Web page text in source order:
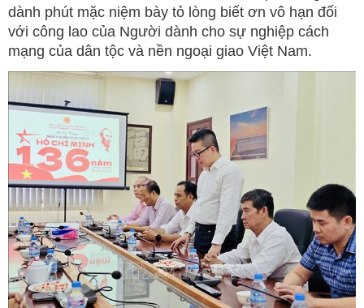
dành phút mặc niệm bày tỏ lòng biết ơn vô hạn đối
với công lao của Người dành cho sự nghiệp cách
mạng của dân tộc và nền ngoại giao Việt Nam.